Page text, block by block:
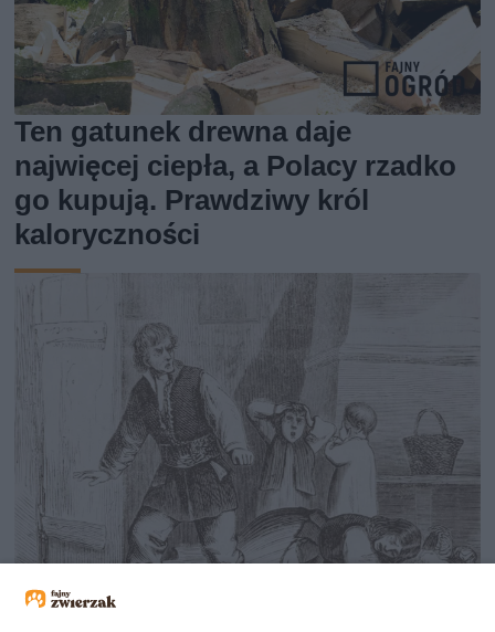
Ten gatunek drewna daje
najwięcej ciepła, a Polacy rzadko
go kupują. Prawdziwy król
kaloryczności